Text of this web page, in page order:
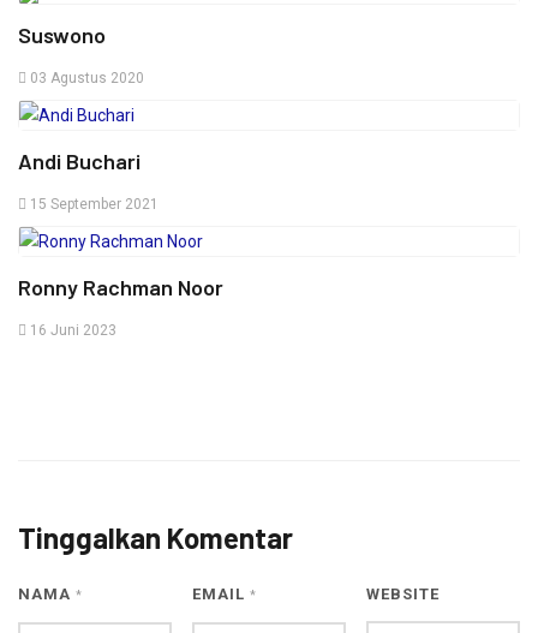
Suswono
03 Agustus 2020
Andi Buchari
15 September 2021
Ronny Rachman Noor
16 Juni 2023
Tinggalkan Komentar
NAMA * EMAIL * WEBSITE